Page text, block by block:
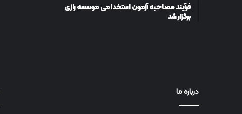
فرآیند مصاحبه آزمون استخدامی موسسه رازی
برگزار شد
درباره ما